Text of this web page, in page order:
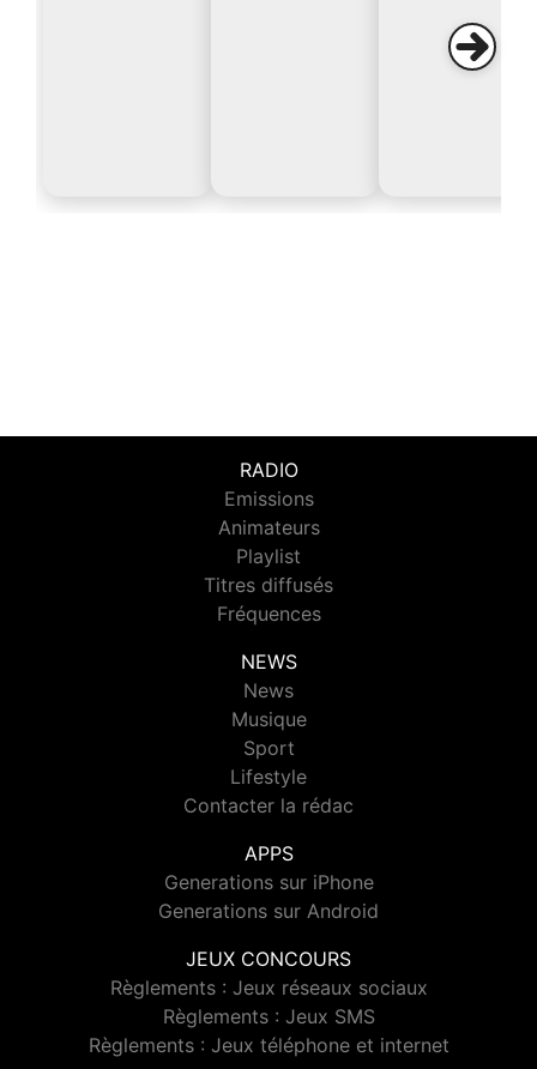
RADIO
Emissions
Animateurs
Playlist
Titres diffusés
Fréquences
NEWS
News
Musique
Sport
Lifestyle
Contacter la rédac
APPS
Generations sur iPhone
Generations sur Android
JEUX CONCOURS
Règlements : Jeux réseaux sociaux
Règlements : Jeux SMS
Règlements : Jeux téléphone et internet